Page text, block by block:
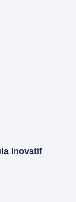
Inovatif